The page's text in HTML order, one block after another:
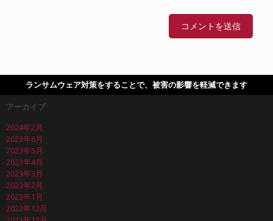
ランサムウェア対策をすることで、被害の影響を軽減できます
アーカイブ
2024年2月
2023年6月
2023年5月
2023年4月
2023年3月
2023年2月
2023年1月
2022年12月